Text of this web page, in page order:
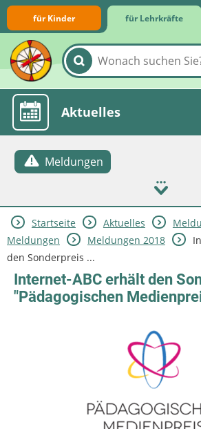
für Kinder für Lehrkräfte
Lernmodule
Unterrichts­materialien
Internet-ABC-Schule
Praxishilfen
Aktuelles
Meldungen
Startseite Aktuelles
Meldungen
Meldungen 2018
den Sonderpreis ...
Internet-ABC erhält den
"Pädagogischen